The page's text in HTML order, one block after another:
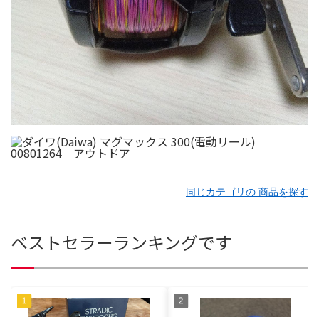
同じカテゴリの 商品を探す
ベストセラーランキングです